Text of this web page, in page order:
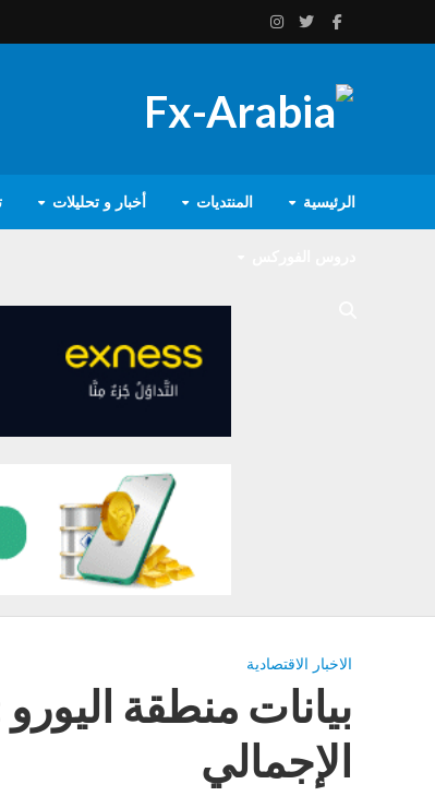
الرئيسية المنتديات أخبار و تحليلات
الاخبار الاقتصادية
بيانات منطقة اليورو
الإجمالي